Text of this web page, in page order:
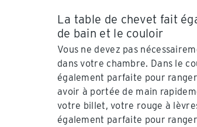
La table de chevet fait
de bain et le couloir
Vous ne devez pas
dans votre chambre. Dans le
également parfaite pour
avoir à portée de main
votre billet, votre rouge à
également parfaite pour